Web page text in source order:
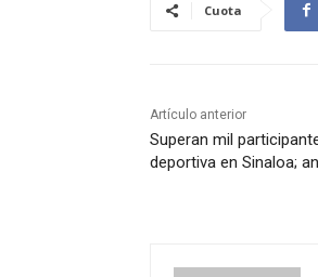
Cuota
Artículo anterior
Superan mil
deportiva en Sinaloa;